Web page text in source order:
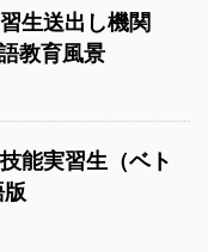
生送出し機関
教育風景
能実習生（ベト